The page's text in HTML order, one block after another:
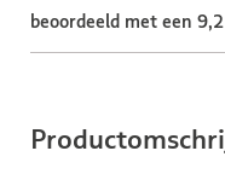
beoordeeld met een 9,2